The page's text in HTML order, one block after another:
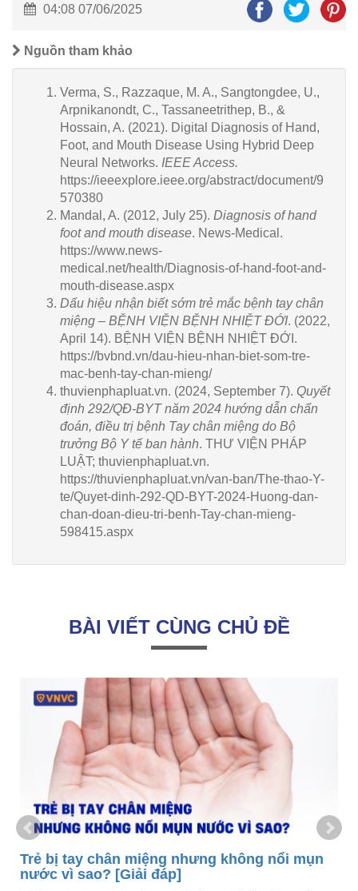
04:08 07/06/2025
Nguồn tham khảo
Verma, S., Razzaque, M. A., Sangtongdee, U.,
Arpnikanondt, C., Tassaneetrithep, B., &
Hossain, A. (2021). Digital Diagnosis of Hand,
Foot, and Mouth Disease Using Hybrid Deep
Neural Networks. IEEE Access.
https://ieeexplore.ieee.org/abstract/document/9
570380
Mandal, A. (2012, July 25). Diagnosis of hand
foot and mouth disease. News-Medical.
https://www.news-
medical.net/health/Diagnosis-of-hand-foot-and-
mouth-disease.aspx
Dấu hiệu nhận biết sớm trẻ mắc bệnh tay chân
miệng – BỆNH VIỆN BỆNH NHIỆT ĐỚI. (2022,
April 14). BỆNH VIỆN BỆNH NHIỆT ĐỚI.
https://bvbnd.vn/dau-hieu-nhan-biet-som-tre-
mac-benh-tay-chan-mieng/
thuvienphapluat.vn. (2024, September 7). Quyết
định 292/QĐ-BYT năm 2024 hướng dẫn chẩn
đoán, điều trị bệnh Tay chân miệng do Bộ
trưởng Bộ Y tế ban hành. THƯ VIỆN PHÁP
LUẬT; thuvienphapluat.vn.
https://thuvienphapluat.vn/van-ban/The-thao-Y-
te/Quyet-dinh-292-QD-BYT-2024-Huong-dan-
chan-doan-dieu-tri-benh-Tay-chan-mieng-
598415.aspx
BÀI VIẾT CÙNG CHỦ ĐỀ
Trẻ bị tay chân miệng nhưng không nổi mụn
nước vì sao? [Giải đáp]